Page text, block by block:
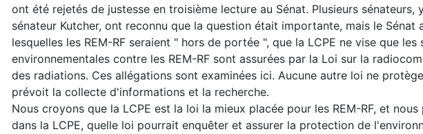
ont été rejetés de justesse en troisième lecture au Sénat. Plusieurs
sénateur Kutcher, ont reconnu que la question était importante, mais le
lesquelles les REM-RF seraient " hors de portée ", que la LCPE ne vise que
environnementales contre les REM-RF sont assurées par la Loi sur la
des radiations. Ces allégations sont examinées ici. Aucune autre loi ne
prévoit la collecte d'informations et la recherche.
Nous croyons que la LCPE est la loi la mieux placée pour les REM-RF, et
dans la LCPE, quelle loi pourrait enquêter et assurer la protection de